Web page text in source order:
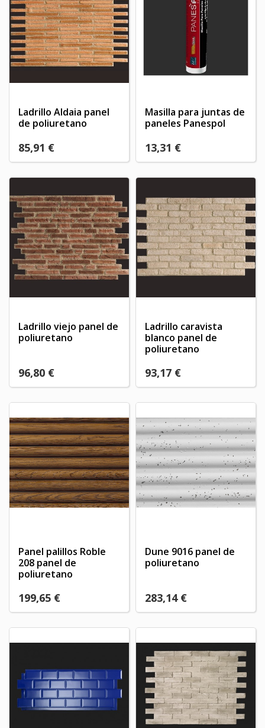
Ladrillo Aldaia panel
de poliuretano
85,91 €
Masilla para juntas de
paneles Panespol
13,31 €
Ladrillo viejo panel de
poliuretano
96,80 €
Ladrillo caravista
blanco panel de
poliuretano
93,17 €
Panel palillos Roble
208 panel de
poliuretano
199,65 €
Dune 9016 panel de
poliuretano
283,14 €